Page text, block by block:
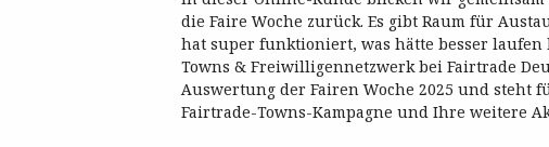
die Faire Woche zurück. Es gibt Raum für
hat super funktioniert, was hätte besser
Towns & Freiwilligennetzwerk bei Fairtrade
Auswertung der Fairen Woche 2025 und steht
Fairtrade-Towns-Kampagne und Ihre weitere